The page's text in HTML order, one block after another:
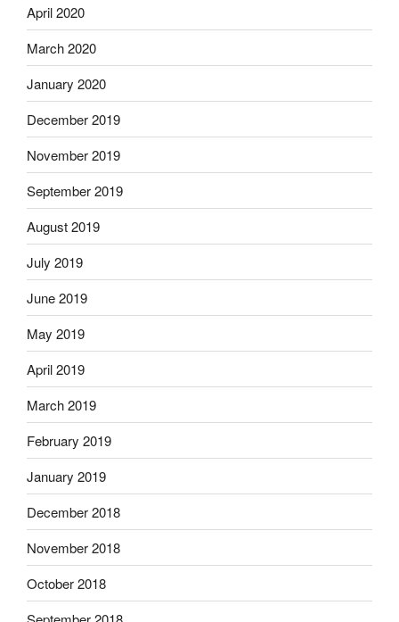
April 2020
March 2020
January 2020
December 2019
November 2019
September 2019
August 2019
July 2019
June 2019
May 2019
April 2019
March 2019
February 2019
January 2019
December 2018
November 2018
October 2018